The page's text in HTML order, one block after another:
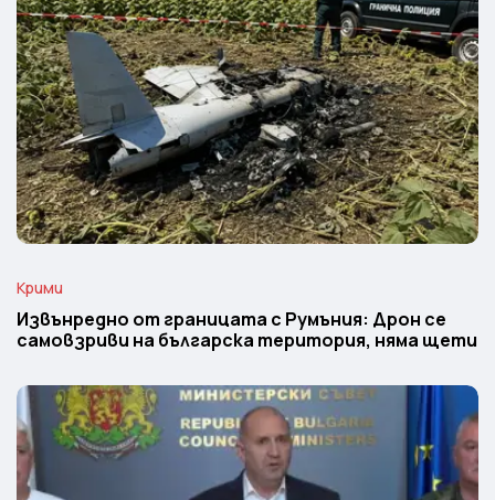
Крими
Извънредно от границата с Румъния: Дрон се
самовзриви на българска територия, няма щети